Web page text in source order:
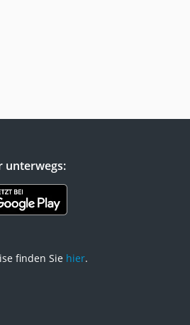
unterwegs:
finden Sie hier.